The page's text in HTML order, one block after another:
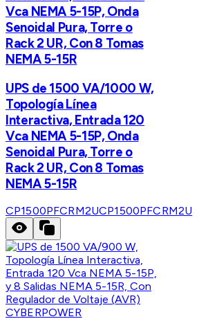
Vca NEMA 5-15P, Onda
Senoidal Pura, Torre o
Rack 2 UR, Con 8 Tomas
NEMA 5-15R
UPS de 1500 VA/1000 W,
Topología Línea
Interactiva, Entrada 120
Vca NEMA 5-15P, Onda
Senoidal Pura, Torre o
Rack 2 UR, Con 8 Tomas
NEMA 5-15R
CP1500PFCRM2UCP1500PFCRM2U
CYBERPOWER